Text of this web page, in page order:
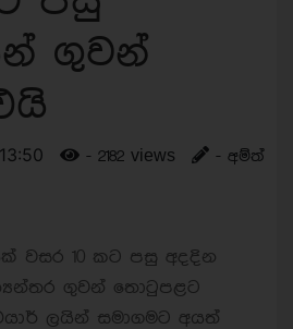
ගුවන්
- 2182 views
- අම්ත්
වසර 10 කට පසු අදදින
ගුවන් තොටුපළට
ලයින් සමාගමට අයත්